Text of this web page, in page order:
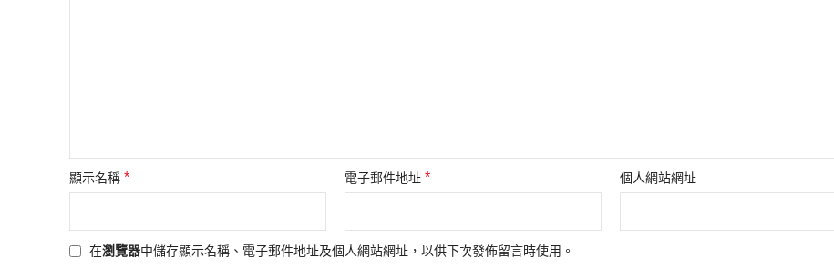
顯示名稱 * 電子郵件地址* 個人網站網址
在瀏覽器中儲存顯示名稱、電子郵件地址及個人網站網址，以供下次發佈留言時使用。